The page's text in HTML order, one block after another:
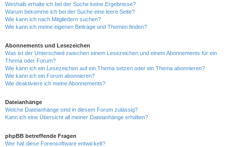
Weshalb erhalte ich bei der Suche keine Ergebnisse?
Warum bekomme ich bei der Suche eine leere Seite?
Wie kann ich nach Mitgliedern suchen?
Wie kann ich meine eigenen Beiträge und Themen finden?
Abonnements und Lesezeichen
Was ist der Unterschied zwischen einem Lesezeichen und einem Abonnements für ein
Thema oder Forum?
Wie kann ich ein Lesezeichen auf ein Thema setzen oder ein Thema abonnieren?
Wie kann ich ein Forum abonnieren?
Wie deaktiviere ich meine Abonnements?
Dateianhänge
Welche Dateianhänge sind in diesem Forum zulässig?
Kann ich eine Übersicht all meiner Dateianhänge erhalten?
phpBB betreffende Fragen
Wer hat diese Forensoftware entwickelt?